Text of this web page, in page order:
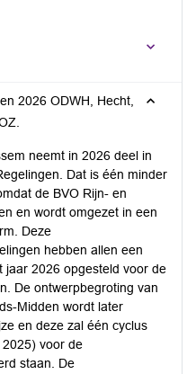
2026 ODWH, Hecht,
neemt in 2026 deel in
Dat is één minder
de BVO Rijn- en
en wordt omgezet in een
Deze
hebben allen een
jaar 2026 opgesteld voor de
De ontwerpbegroting van
Midden wordt later
en deze zal één cyclus
voor de
staan. De